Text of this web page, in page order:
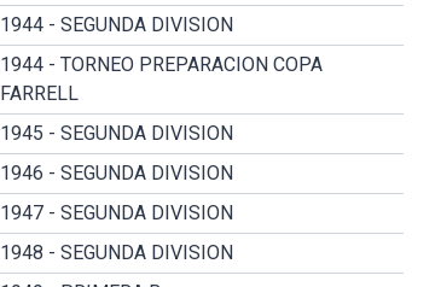
1944 - SEGUNDA DIVISION
1944 - TORNEO PREPARACION COPA
FARRELL
1945 - SEGUNDA DIVISION
1946 - SEGUNDA DIVISION
1947 - SEGUNDA DIVISION
1948 - SEGUNDA DIVISION